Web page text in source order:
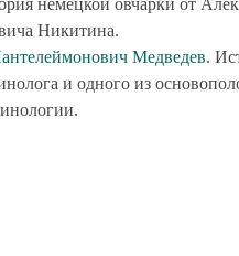
немецкой овчарки от
Никитина.
Медведев.
и одного из